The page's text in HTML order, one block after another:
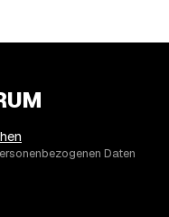
Daten